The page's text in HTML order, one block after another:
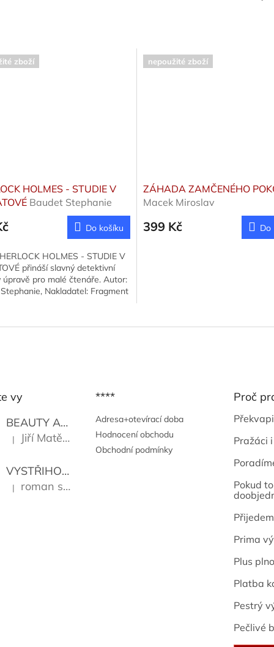
zboží
HOLMES - STUDIE V
Baudet Stephanie
Do košíku
HOLMES - STUDIE V
přináší slavný detektivní
úpravě pro malé čtenáře. Autor:
Nakladatel: Fragment
nepoužité zboží
ZÁHADA ZAMČENÉHO
Macek Miroslav
399 Kč Do
vy
BEAUTY AND THE BEAT
Go Go's
Hodnocení produktu je 5 z 5 hvězdiček.
| Jiří Matějů
VYSTŘIHOVÁNKY - PRAŽSKÉ PAMÁTKY Kropáček
Hodnocení produktu je 5 z 5 hvězdiček.
| roman sekanina
****
Adresa+otevírací doba
Hodnocení obchodu
Obchodní podmínky
Proč
Pražáci
Pokud
Prima
Plus
Platba
Pestrý
Pečlivé